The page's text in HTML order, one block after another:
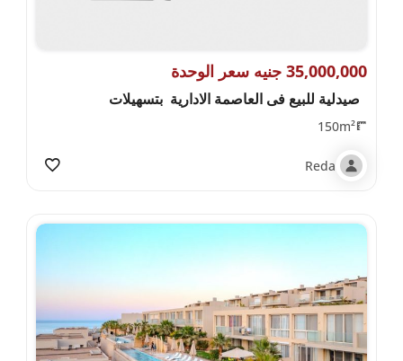
35,000,000 جنيه سعر الوحدة
صيدلية للبيع فى العاصمة الادارية بتسهيلات
150m²
Reda